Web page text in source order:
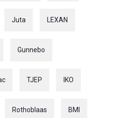
Juta LEXAN
Gunnebo
TJEP IKO
Rothoblaas BMI